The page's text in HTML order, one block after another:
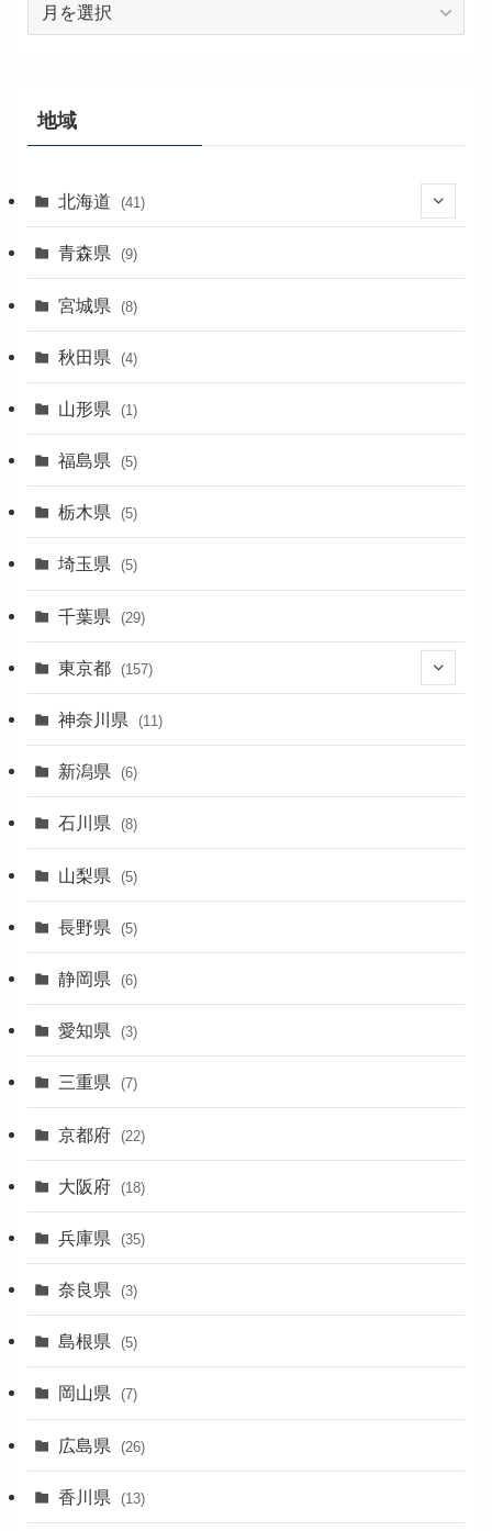
ブ
地域
北海道 (41)
(27)
(2)
(1)
(1)
(3)
青森県 (9)
宮城県 (8)
秋田県 (4)
山形県 (1)
福島県 (5)
栃木県 (5)
埼玉県 (5)
千葉県 (29)
東京都 (157)
(36)
(11)
(31)
(1)
(5)
(11)
(4)
(4)
(17)
(1)
神奈川県 (11)
新潟県 (6)
石川県 (8)
山梨県 (5)
長野県 (5)
静岡県 (6)
愛知県 (3)
三重県 (7)
京都府 (22)
大阪府 (18)
兵庫県 (35)
奈良県 (3)
島根県 (5)
岡山県 (7)
広島県 (26)
香川県 (13)